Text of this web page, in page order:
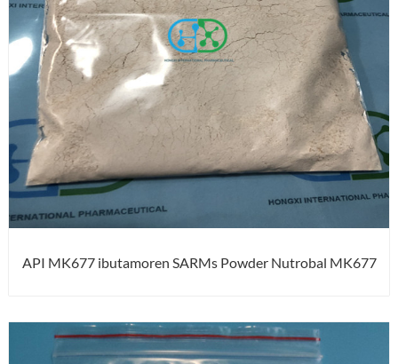
API MK677 ibutamoren SARMs Powder Nutrobal MK677